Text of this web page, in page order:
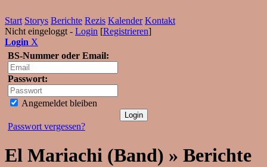
Start Storys Berichte Rezis Kalender Kontakt
Nicht eingeloggt - Login [Registrieren]
Login X
BS-Nummer oder Email:
Passwort:
Angemeldet bleiben
Passwort vergessen?
El Mariachi (Band) » Berichte